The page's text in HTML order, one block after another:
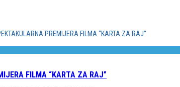
PREMIJERA FILMA “KARTA ZA RAJ”
FILMA “KARTA ZA RAJ”